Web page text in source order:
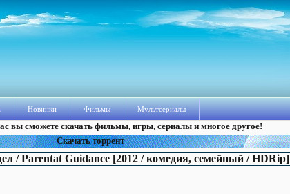
Новинки Фильмы Мультсериалы
вы сможете скачать фильмы, игры, сериалы и многое другое!
Скачать торрент
/ Parentat Guidance [2012 / комедия, семейный / HDRip]